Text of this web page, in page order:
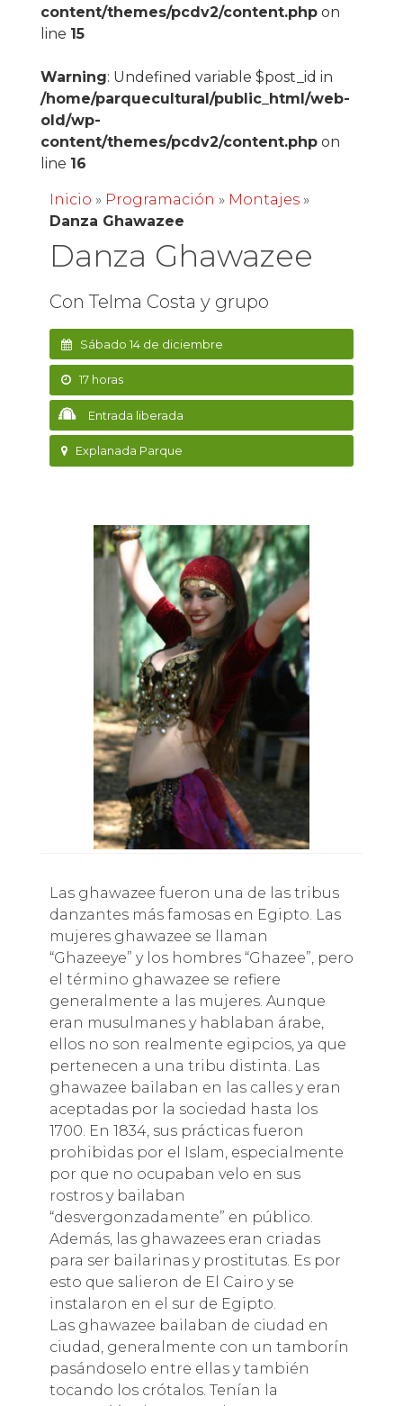
content/themes/pcdv2/content.phpon
line 15
Warning: Undefined variable $post_id in
/home/parquecultural/public_html/web-
old/wp-
content/themes/pcdv2/content.phpon
line 16
Inicio » Programación » Montajes»
Danza Ghawazee
Danza Ghawazee
Con Telma Costa y grupo
Sábado 14 de diciembre
17 horas
Entrada liberada
Explanada Parque
Las ghawazee fueron una de las tribus
danzantes más famosas en Egipto. Las
mujeres ghawazee se llaman
“Ghazeeye” y los hombres “Ghazee”, pero
el término ghawazee se refiere
generalmente a las mujeres. Aunque
eran musulmanes y hablaban árabe,
ellos no son realmente egipcios, ya que
pertenecen a una tribu distinta. Las
ghawazee bailaban en las calles y eran
aceptadas por la sociedad hasta los
1700. En 1834, sus prácticas fueron
prohibidas por el Islam, especialmente
por que no ocupaban velo en sus
rostros y bailaban
“desvergonzadamente” en público.
Además, las ghawazees eran criadas
para ser bailarinas y prostitutas. Es por
esto que salieron de El Cairo y se
instalaron en el sur de Egipto.
Las ghawazee bailaban de ciudad en
ciudad, generalmente con un tamborín
pasándoselo entre ellas y también
tocando los crótalos. Tenían la